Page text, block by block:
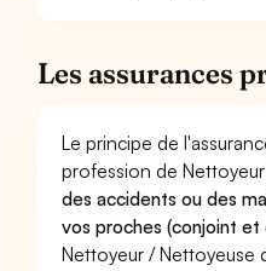
Les assurances
Le principe de
profession de
des accidents ou des
vos proches (conjoint
Nettoyeur / Nettoyeuse